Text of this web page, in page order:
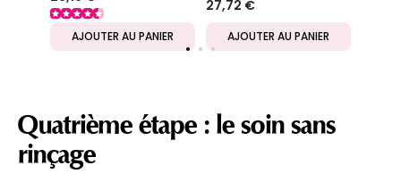
AJOUTER AU PANIER
Concentrate
27,72 €
AJOUTER AU PANIER
Quatrième étape : le soin sans
rinçage